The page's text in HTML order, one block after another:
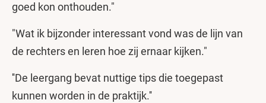
goed kon onthouden."
"Wat ik bijzonder interessant vond was de lijn van
de rechters en leren hoe zij ernaar kijken."
''De leergang bevat nuttige tips die toegepast
kunnen worden in de praktijk.''